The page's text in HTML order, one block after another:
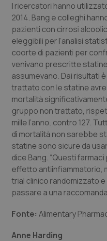
Campania
Emilia-Romagna
Friuli Venezia Giulia
Lazio
Liguria
Lombardia
Marche
Molise
Piemonte
Car-T
Colesterolo &
Dermatite Atopica
Diabete &
Disturbi dell’umore
Dolore
Donna & Salute
Epatiti
HIV
I ricercatori hanno
2014. Bang e colleghi
pazienti con cirrosi
eleggibili per l’analisi
coorte di pazienti per
venivano prescritte
assumevano. Dai risultati
trattato con le statine
mortalità
gruppo non trattato,
mille l’anno, contro 127.
di mortalità non sarebbe
statine sono sicure da
dice Bang. “Questi
effetto antiinfiammatorio,
trial clinico randomizzato
passare a una
Fonte: Alimentary
Anne Harding